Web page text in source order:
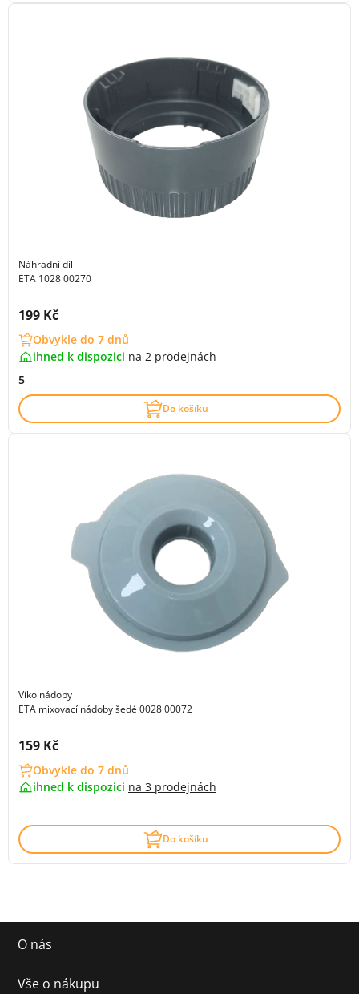
Náhradní díl
ETA 1028 00270
Cena s DPH:
199 Kč
Obvykle do 7 dnů
ihned k dispozici na 2 prodejnách
5
Do košíku
Víko nádoby
ETA mixovací nádoby šedé 0028 00072
Cena s DPH:
159 Kč
Obvykle do 7 dnů
ihned k dispozici na 3 prodejnách
Do košíku
O nás
Vše o nákupu